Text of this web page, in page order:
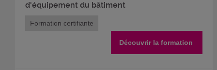
d'équipement du bâtiment
Formation certifiante
Découvrir la formation